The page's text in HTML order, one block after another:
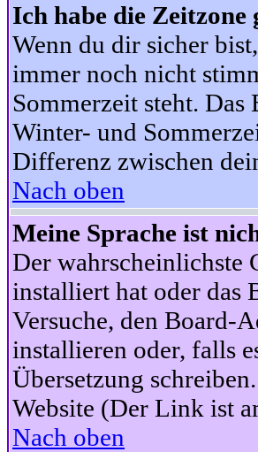
Ich habe die
Wenn du dir sicher
immer noch nicht
Sommerzeit steht.
Winter- und
Differenz zwischen
Nach oben
Meine Sprache ist
Der wahrscheinlichste
installiert hat oder das
Versuche, den Board-
installieren oder, falls
Übersetzung
Website (Der Link ist
Nach oben